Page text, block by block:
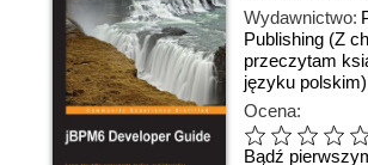
Wydawnictwo:
Publishing (Z
przeczytam
języku polskim)
Ocena:
Bądź